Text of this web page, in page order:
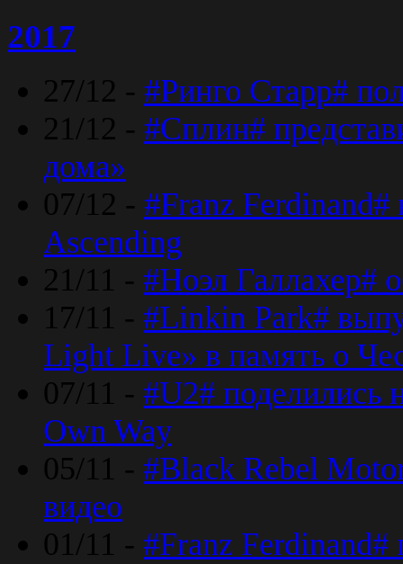
2017
27/12 - #Ринго Старр#
21/12 - #Сплин#
дома»
07/12 - #Franz
Ascending
21/11 - #Ноэл Галлахер#
17/11 - #Linkin Park#
Light Live» в память о
07/11 - #U2#
Own Way
05/11 - #Black Rebel
видео
01/11 - #Franz Ferdinand#